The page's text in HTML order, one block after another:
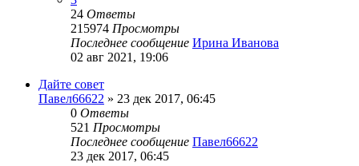
24 Ответы
215974 Просмотры
Последнее сообщение Ирина Иванова
02 авг 2021, 19:06
Дайте совет
Павел66622 » 23 дек 2017, 06:45
0 Ответы
521 Просмотры
Последнее сообщение Павел66622
23 дек 2017, 06:45